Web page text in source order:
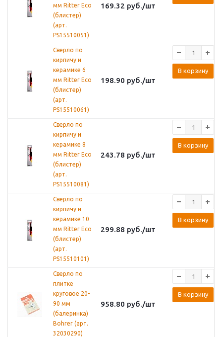
мм Ritter Eco
(блистер)
(арт.
PS15510051)
169.32 руб./шт
Сверло по
кирпичу и
керамике 6
мм Ritter Eco
(блистер)
(арт.
PS15510061)
198.90 руб./шт
В корзину
Сверло по
кирпичу и
керамике 8
мм Ritter Eco
(блистер)
(арт.
PS15510081)
243.78 руб./шт
В корзину
Сверло по
кирпичу и
керамике 10
мм Ritter Eco
(блистер)
(арт.
PS15510101)
299.88 руб./шт
В корзину
Сверло по
плитке
круговое 20-
90 мм
(балеринка)
Bohrer (арт.
32030290)
958.80 руб./шт
В корзину